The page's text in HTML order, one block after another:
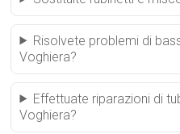
Risolvete problemi di
Voghiera?
Effettuate riparazioni di
Voghiera?